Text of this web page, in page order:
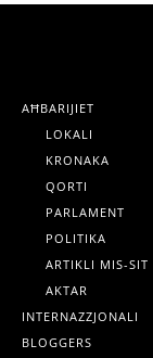
AĦBARIJIET
LOKALI
KRONAKA
QORTI
PARLAMENT
POLITIKA
ARTIKLI MIS-SIT
AKTAR
INTERNAZZJONALI
BLOGGERS